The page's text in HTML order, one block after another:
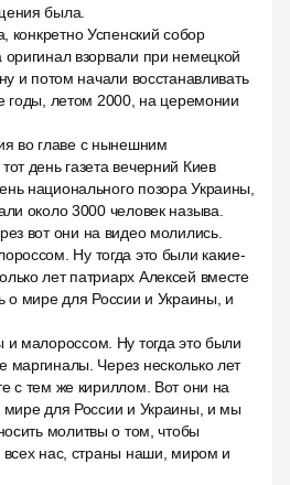
была.
конкретно Успенский собор
взорвали при немецкой
и потом начали восстанавливать
годы, летом 2000, на церемонии
во главе с нынешним
день газета вечерний Киев
национального позора Украины,
около 3000 человек называ.
вот они на видео молились.
Ну тогда это были какие-
лет патриарх Алексей вместе
о мире для России и Украины, и
малороссом. Ну тогда это были
маргиналы. Через несколько лет
с тем же кириллом. Вот они на
мире для России и Украины, и мы
молитвы о том, чтобы
всех нас, страны наши, миром и